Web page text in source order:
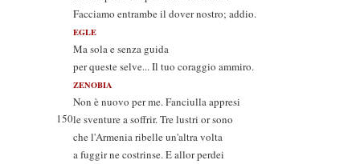
Facciamo entrambe il dover nostro; addio.
EGLE
Ma sola e senza guida
per queste selve... Il tuo coraggio ammiro.
ZENOBIA
Non è nuovo per me. Fanciulla appresi
150le sventure a soffrir. Tre lustri or sono
che l'Armenia ribelle un'altra volta
a fuggir ne costrinse. E allor perdei